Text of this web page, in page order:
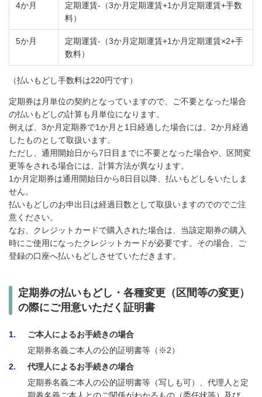
4か月
定期運賃-（3か月定期運賃+1か月定期運賃+手数
料）
5か月
定期運賃-（3か月定期運賃+1か月定期運賃×2+手
数料）
（払いもどし手数料は220円です）
定期券は月単位の契約となっていますので、ご不要となった場合
の払いもどしの計算も月単位になります。
例えば、3か月定期券で1か月と1日経過した場合には、2か月経過
したものとして取扱います。
ただし、通用開始日から7日目までに不要となった場合や、区間変
更等をされる場合には、計算方法が異なります。
1か月定期券は通用開始日から8日目以降、払いもどしをいたしま
せん。
払いもどしのお申出日は経過日数として取扱いますのでのでご注
意ください。
なお、クレジットカードで購入された場合は、当該定期券の購入
時にご使用になったクレジットカードが必要です。その場合、ご
登録の口座へ払いもどしさせていただきます。
定期券の払いもどし・各種変更（区間等の変更）
の際にご用意いただく証明書
1
ご本人によるお手続きの場合
定期券名義ご本人の公的証明書等（※2）
2
代理人によるお手続きの場合
定期券名義ご本人の公的証明書等（写しも可）、代理人と定